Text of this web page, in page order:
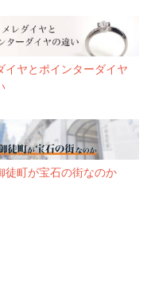
イヤとポインターダイヤ
徒町が宝石の街なのか